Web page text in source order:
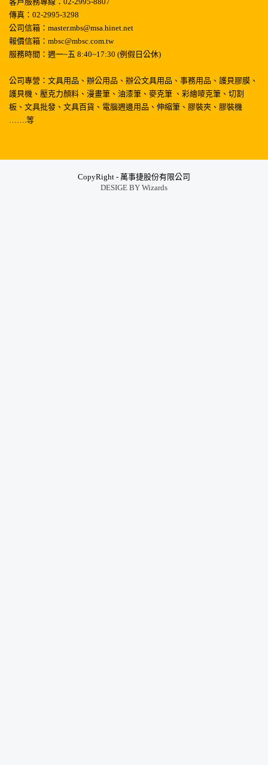
傳真：02-2995-3298
公司信箱：master.mbs@msa.hinet.net
報價信箱：mbsc@mbsc.com.tw
服務時間：週一~五 8:40~17:30 (例假日公休)
公司專營：文具用品、辦公用品、辦公文具用品、事務用品、護貝膠膜、
護貝機、壓克力顏料、漫畫筆、油漆筆、麥克筆 、彩繪嘜克筆、切割
板、文具批發、文具百貨、電腦週邊用品、伸縮筆、膠裝夾、膠裝機
…….等
CopyRight - 萬事捷股份有限公司
DESIGE BY Wizards